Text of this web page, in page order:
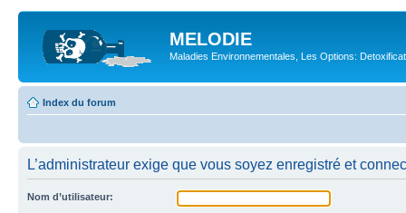
MELODIE
Maladies Environnementales, Les Options:
Index du forum
L’administrateur exige que vous soyez enregistré et
Nom d’utilisateur: